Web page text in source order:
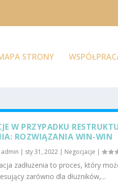
STRONY
W PRZYPADKU
ROZWIĄZANIA WIN-WIN
admin | sty 31, 2022| Negocjacje |
zadłużenia to proces, który
zarówno dla dłużników,...